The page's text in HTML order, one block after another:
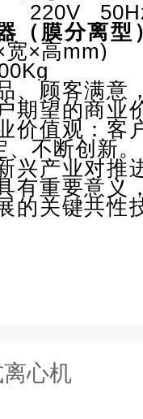
: 220V
（膜分离型
×高mm)
、顾客满意
期望的商业
价值观：客
不断创新。
兴产业对推
有重要意义
的关键共性
心机